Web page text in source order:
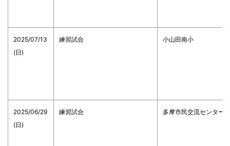
2025/07/13
(日)
練習試合 小山田南小
2025/06/29
(日)
練習試合 多摩市民交流センター